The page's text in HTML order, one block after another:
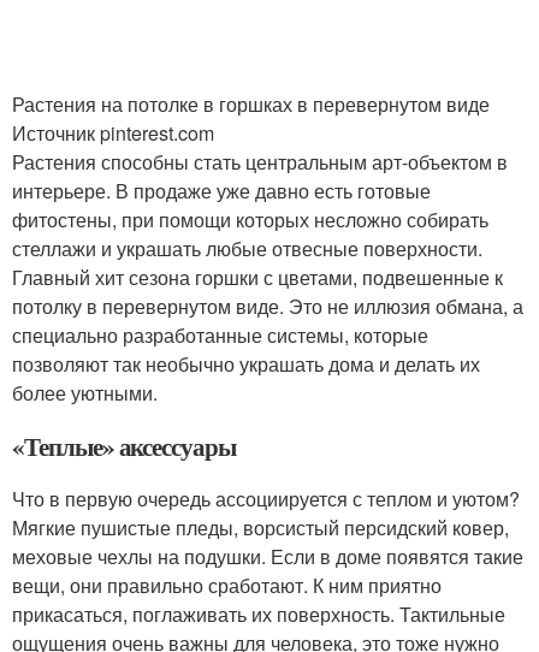
Растения на потолке в горшках в перевернутом виде
Источник pinterest.com
Растения способны стать центральным арт-объектом в
интерьере. В продаже уже давно есть готовые
фитостены, при помощи которых несложно собирать
стеллажи и украшать любые отвесные поверхности.
Главный хит сезона горшки с цветами, подвешенные к
потолку в перевернутом виде. Это не иллюзия обмана, а
специально разработанные системы, которые
позволяют так необычно украшать дома и делать их
более уютными.
«Теплые» аксессуары
Что в первую очередь ассоциируется с теплом и уютом?
Мягкие пушистые пледы, ворсистый персидский ковер,
меховые чехлы на подушки. Если в доме появятся такие
вещи, они правильно сработают. К ним приятно
прикасаться, поглаживать их поверхность. Тактильные
ощущения очень важны для человека, это тоже нужно